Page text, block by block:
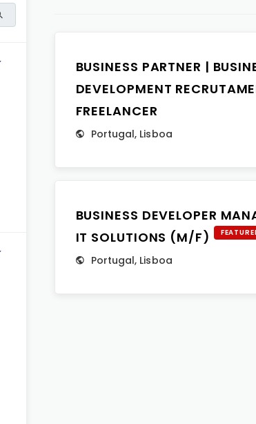
BUSINESS PARTNER |
DEVELOPMENT
FREELANCER
Portugal, Lisboa
BUSINESS DEVELOPER
IT SOLUTIONS (M/F)
Portugal, Lisboa